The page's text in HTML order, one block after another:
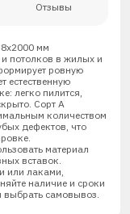
Отзывы
мм
и потолков в жилых и
ровную
естественную
легко пилится,
Сорт А
количеством
дефектов, что
материал
вставок.
или лаками,
наличие и сроки
выбрать самовывоз.